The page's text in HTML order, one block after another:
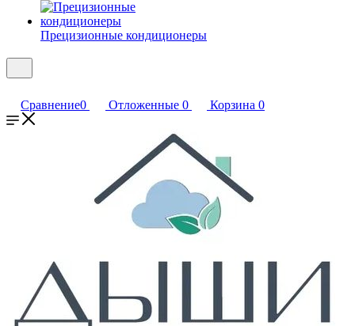
Прецизионные кондиционеры
Сравнение0 Отложенные 0 Корзина 0